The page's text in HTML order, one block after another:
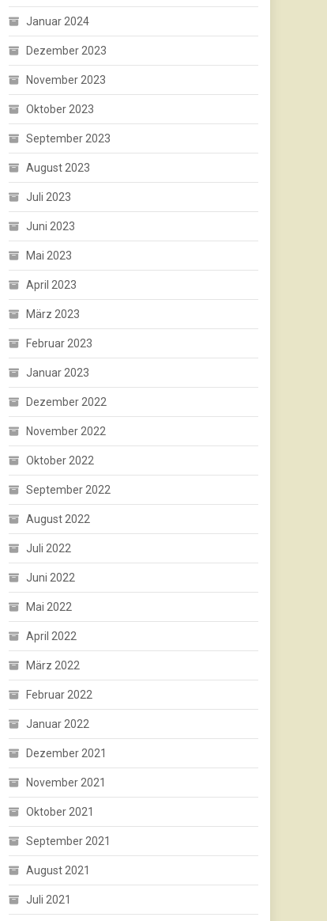
Januar 2024
Dezember 2023
November 2023
Oktober 2023
September 2023
August 2023
Juli 2023
Juni 2023
Mai 2023
April 2023
März 2023
Februar 2023
Januar 2023
Dezember 2022
November 2022
Oktober 2022
September 2022
August 2022
Juli 2022
Juni 2022
Mai 2022
April 2022
März 2022
Februar 2022
Januar 2022
Dezember 2021
November 2021
Oktober 2021
September 2021
August 2021
Juli 2021